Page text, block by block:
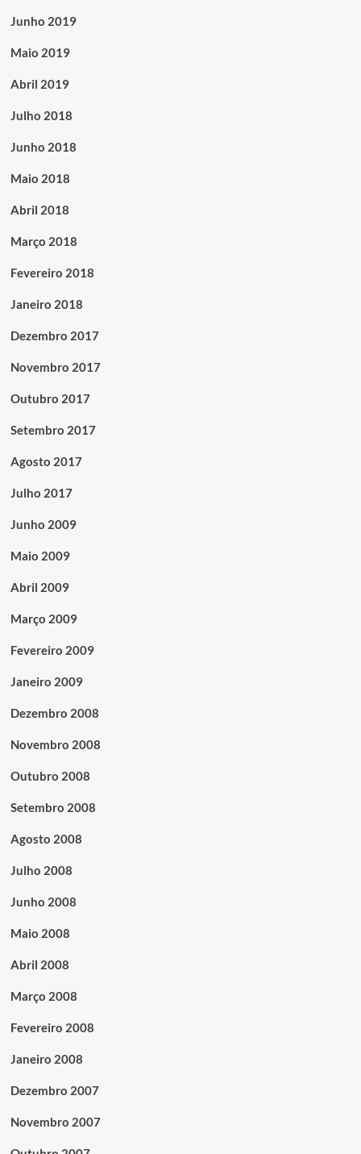
Junho 2019
Maio 2019
Abril 2019
Julho 2018
Junho 2018
Maio 2018
Abril 2018
Março 2018
Fevereiro 2018
Janeiro 2018
Dezembro 2017
Novembro 2017
Outubro 2017
Setembro 2017
Agosto 2017
Julho 2017
Junho 2009
Maio 2009
Abril 2009
Março 2009
Fevereiro 2009
Janeiro 2009
Dezembro 2008
Novembro 2008
Outubro 2008
Setembro 2008
Agosto 2008
Julho 2008
Junho 2008
Maio 2008
Abril 2008
Março 2008
Fevereiro 2008
Janeiro 2008
Dezembro 2007
Novembro 2007